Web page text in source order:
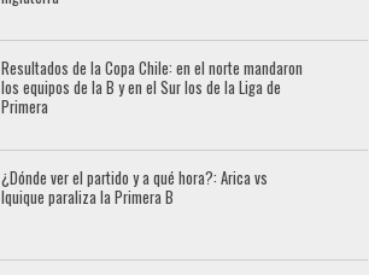
Resultados de la Copa Chile: en el norte mandaron
los equipos de la B y en el Sur los de la Liga de
Primera
¿Dónde ver el partido y a qué hora?: Arica vs
Iquique paraliza la Primera B